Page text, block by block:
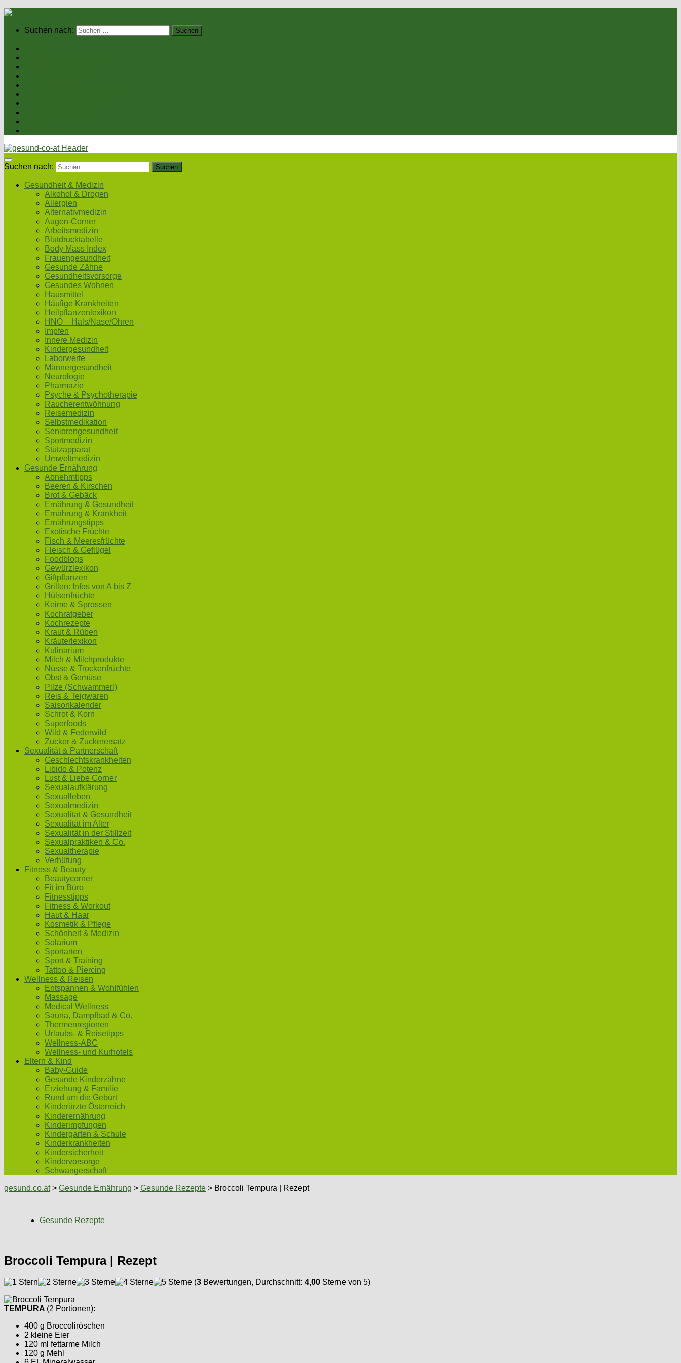
Suchen nach:
Suchen nach:
Gesundheit & Medizin
Alkohol & Drogen
Allergien
Alternativmedizin
Augen-Corner
Arbeitsmedizin
Blutdrucktabelle
Body Mass Index
Frauengesundheit
Gesunde Zähne
Gesundheitsvorsorge
Gesundes Wohnen
Hausmittel
Häufige Krankheiten
Heilpflanzenlexikon
HNO – Hals/Nase/Ohren
Impfen
Innere Medizin
Kindergesundheit
Laborwerte
Männergesundheit
Neurologie
Pharmazie
Psyche & Psychotherapie
Raucherentwöhnung
Reisemedizin
Selbstmedikation
Seniorengesundheit
Sportmedizin
Stützapparat
Umweltmedizin
Gesunde Ernährung
Abnehmtipps
Beeren & Kirschen
Brot & Gebäck
Ernährung & Gesundheit
Ernährung & Krankheit
Ernährungstipps
Exotische Früchte
Fisch & Meeresfrüchte
Fleisch & Geflügel
Foodblogs
Gewürzlexikon
Giftpflanzen
Grillen: Infos von A bis Z
Hülsenfrüchte
Keime & Sprossen
Kochratgeber
Kochrezepte
Kraut & Rüben
Kräuterlexikon
Kulinarium
Milch & Milchprodukte
Nüsse & Trockenfrüchte
Obst & Gemüse
Pilze (Schwammerl)
Reis & Teigwaren
Saisonkalender
Schrot & Korn
Superfoods
Wild & Federwild
Zucker & Zuckerersatz
Sexualität & Partnerschaft
Geschlechtskrankheiten
Libido & Potenz
Lust & Liebe Corner
Sexualaufklärung
Sexualleben
Sexualmedizin
Sexualität & Gesundheit
Sexualität im Alter
Sexualität in der Stillzeit
Sexualpraktiken & Co.
Sexualtherapie
Verhütung
Fitness & Beauty
Beautycorner
Fit im Büro
Fitnesstipps
Fitness & Workout
Haut & Haar
Kosmetik & Pflege
Schönheit & Medizin
Solarium
Sportarten
Sport & Training
Tattoo & Piercing
Wellness & Reisen
Entspannen & Wohlfühlen
Massage
Medical Wellness
Sauna, Dampfbad & Co.
Thermenregionen
Urlaubs- & Reisetipps
Wellness-ABC
Wellness- und Kurhotels
Eltern & Kind
Baby-Guide
Gesunde Kinderzähne
Erziehung & Familie
Rund um die Geburt
Kinderärzte Österreich
Kinderernährung
Kinderimpfungen
Kindergarten & Schule
Kinderkrankheiten
Kindersicherheit
Kindervorsorge
Schwangerschaft
gesund.co.at> Gesunde Ernährung > Gesunde Rezepte > Broccoli Tempura | Rezept
Gesunde Rezepte
Broccoli Tempura | Rezept
(3 Bewertungen, Durchschnitt: 4,00 Sterne von 5)
TEMPURA (2 Portionen):
400 g Broccoliröschen
2 kleine Eier
120 ml fettarme Milch
120 g Mehl